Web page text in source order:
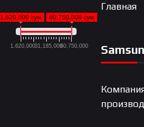
1,620,000 сум 60,750,000 сум
1,620,00031,185,00060,750,000
Главная